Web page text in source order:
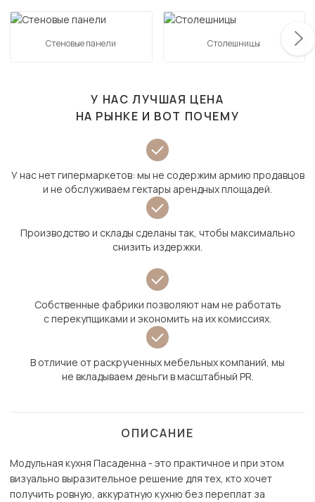
Стеновые панели Столешницы
У НАС ЛУЧШАЯ ЦЕНА
НА РЫНКЕ И ВОТ ПОЧЕМУ
У нас нет гипермаркетов: мы не содержим армию продавцов
и не обслуживаем гектары арендных площадей.
Производство и склады сделаны так, чтобы максимально
снизить издержки.
Собственные фабрики позволяют нам не работать
с перекупщиками и экономить на их комиссиях.
В отличие от раскрученных мебельных компаний, мы
не вкладываем деньги в масштабный PR.
ОПИСАНИЕ
Модульная кухня Пасаденна - это практичное и при этом
визуально выразительное решение для тех, кто хочет
получить ровную, аккуратную кухню без переплат за